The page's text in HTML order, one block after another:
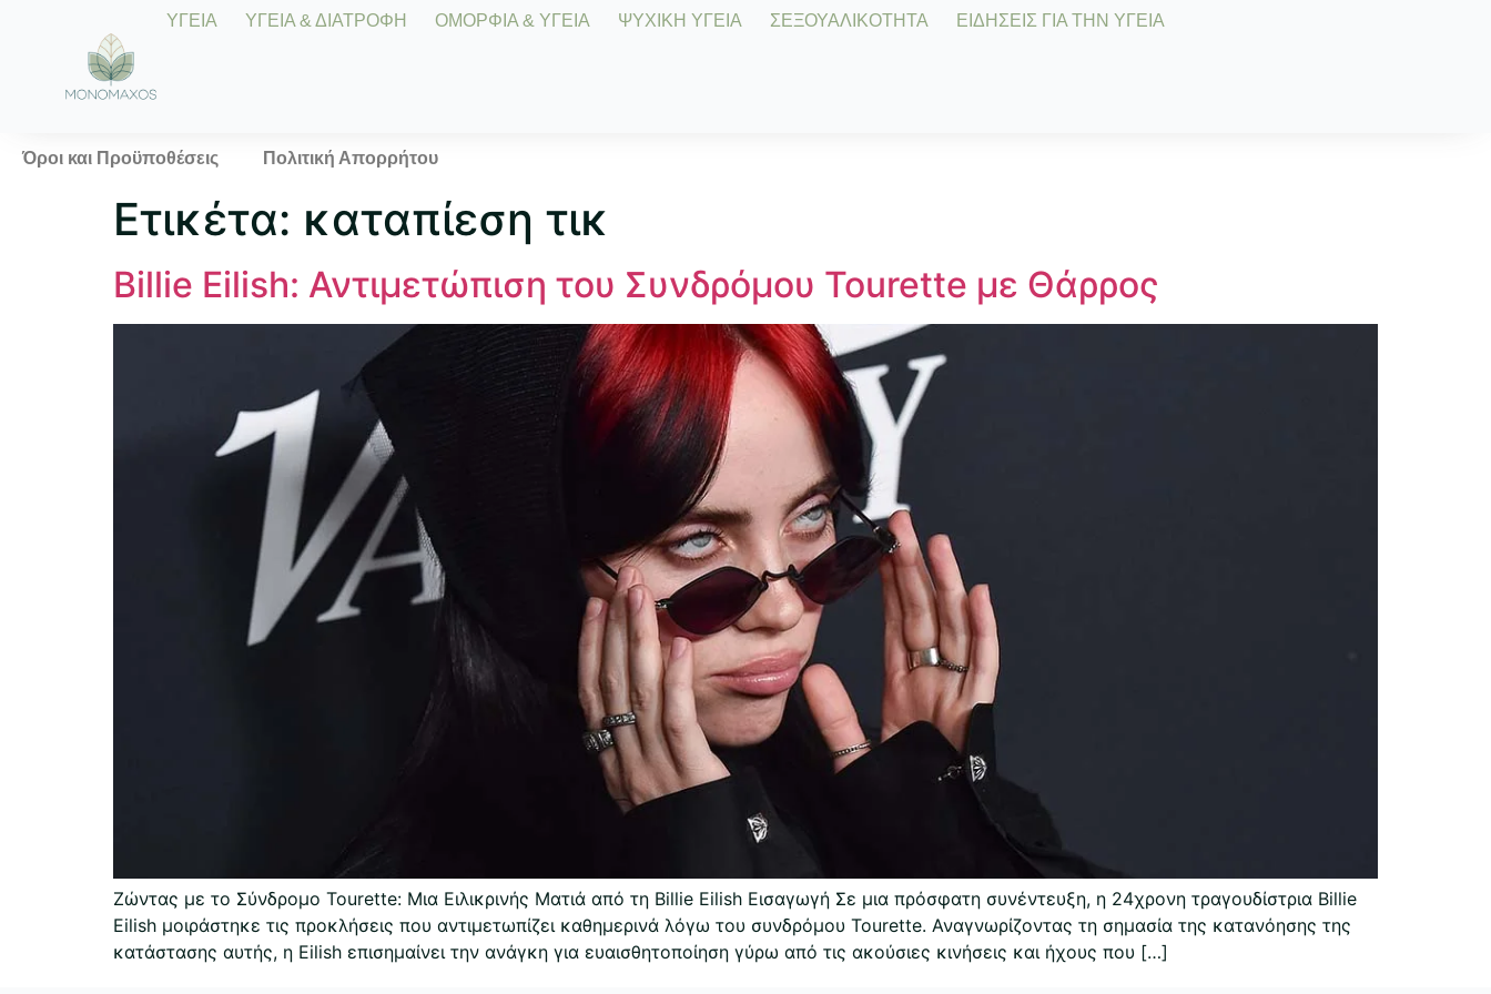
ΥΓΕΙΑ ΥΓΕΙΑ & ΔΙΑΤΡΟΦΗ ΟΜΟΡΦΙΑ & ΥΓΕΙΑ ΨΥΧΙΚΗ ΥΓΕΙΑ ΣΕΞΟΥΑΛΙΚΟΤΗΤΑ ΕΙΔΗΣΕΙΣ ΓΙΑ ΤΗΝ ΥΓΕΙΑ
Όροι και Προϋποθέσεις Πολιτική Απορρήτου
Ετικέτα: καταπίεση τικ
Billie Eilish: Αντιμετώπιση του Συνδρόμου Tourette με Θάρρος
Ζώντας με το Σύνδρομο Tourette: Μια Ειλικρινής Ματιά από τη Billie Eilish Εισαγωγή Σε μια πρόσφατη συνέντευξη, η 24χρονη τραγουδίστρια Billie
Eilish μοιράστηκε τις προκλήσεις που αντιμετωπίζει καθημερινά λόγω του συνδρόμου Tourette. Αναγνωρίζοντας τη σημασία της κατανόησης της
κατάστασης αυτής, η Eilish επισημαίνει την ανάγκη για ευαισθητοποίηση γύρω από τις ακούσιες κινήσεις και ήχους που […]